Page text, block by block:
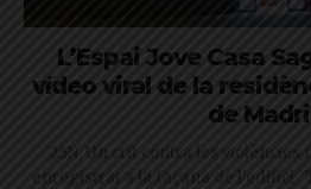
L’Espai Jove Casa
vídeo viral de la
de
25N. Un crit contra les violències
enregistrat a la façana de l'edifici: